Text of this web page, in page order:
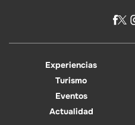
Experiencias
Turismo
Eventos
Actualidad